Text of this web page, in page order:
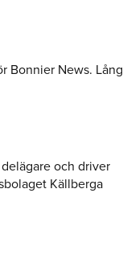
Bonnier News. Lång
och driver
Källberga